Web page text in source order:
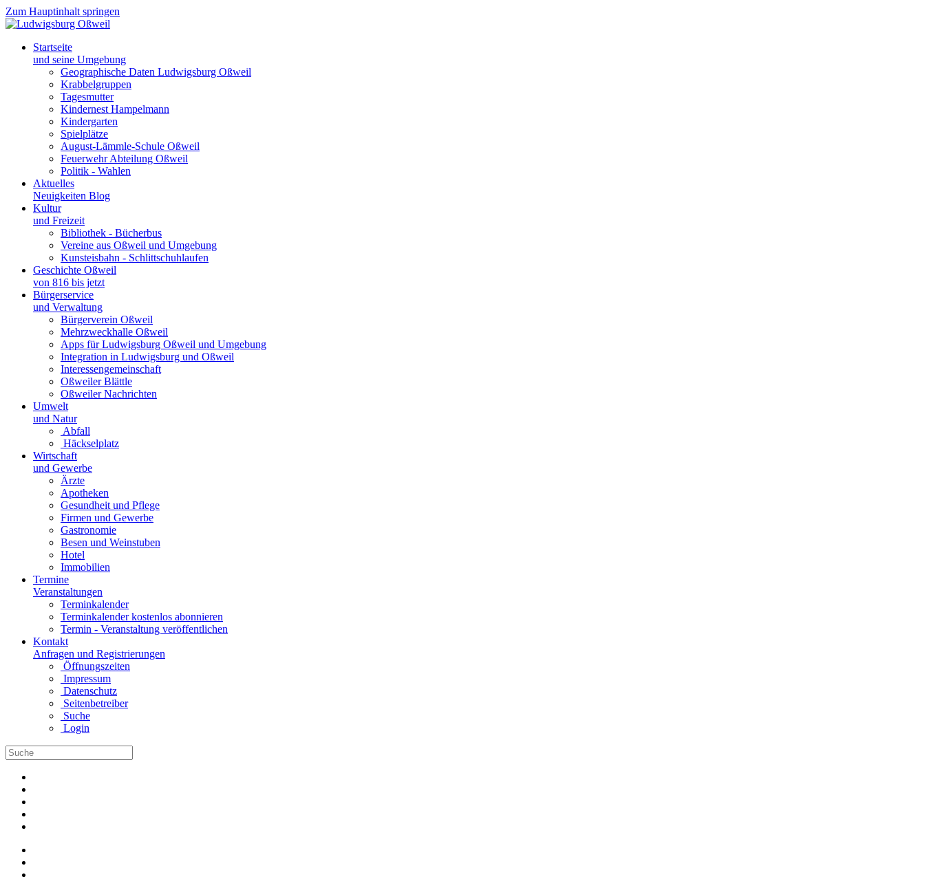
Zum Hauptinhalt springen
Startseite
und seine Umgebung
Geographische Daten Ludwigsburg Oßweil
Krabbelgruppen
Tagesmutter
Kindernest Hampelmann
Kindergarten
Spielplätze
August-Lämmle-Schule Oßweil
Feuerwehr Abteilung Oßweil
Politik - Wahlen
Aktuelles
Neuigkeiten Blog
Kultur
und Freizeit
Bibliothek - Bücherbus
Vereine aus Oßweil und Umgebung
Kunsteisbahn - Schlittschuhlaufen
Geschichte Oßweil
von 816 bis jetzt
Bürgerservice
und Verwaltung
Bürgerverein Oßweil
Mehrzweckhalle Oßweil
Apps für Ludwigsburg Oßweil und Umgebung
Integration in Ludwigsburg und Oßweil
Interessengemeinschaft
Oßweiler Blättle
Oßweiler Nachrichten
Umwelt
und Natur
Abfall
Häckselplatz
Wirtschaft
und Gewerbe
Ärzte
Apotheken
Gesundheit und Pflege
Firmen und Gewerbe
Gastronomie
Besen und Weinstuben
Hotel
Immobilien
Termine
Veranstaltungen
Terminkalender
Terminkalender kostenlos abonnieren
Termin - Veranstaltung veröffentlichen
Kontakt
Anfragen und Registrierungen
Öffnungszeiten
Impressum
Datenschutz
Seitenbetreiber
Suche
Login